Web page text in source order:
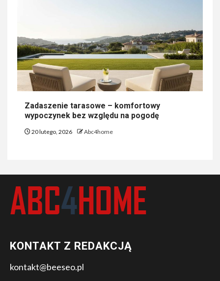
Zadaszenie tarasowe – komfortowy
wypoczynek bez względu na pogodę
20 lutego, 2026 Abc4home
KONTAKT Z REDAKCJĄ
kontakt@beeseo.pl